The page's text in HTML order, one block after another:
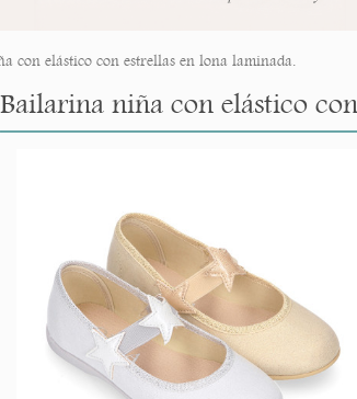
con elástico con estrellas en lona laminada.
Bailarina niña con elástico